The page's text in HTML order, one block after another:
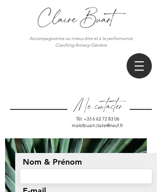
Accompagnatrice au mieux être et à la performance
Coaching Annecy-Genève
Me contacter
Tél:+33 6 62 72 83 06
maletbuart.claire@neuf.fr
Nom & Prénom